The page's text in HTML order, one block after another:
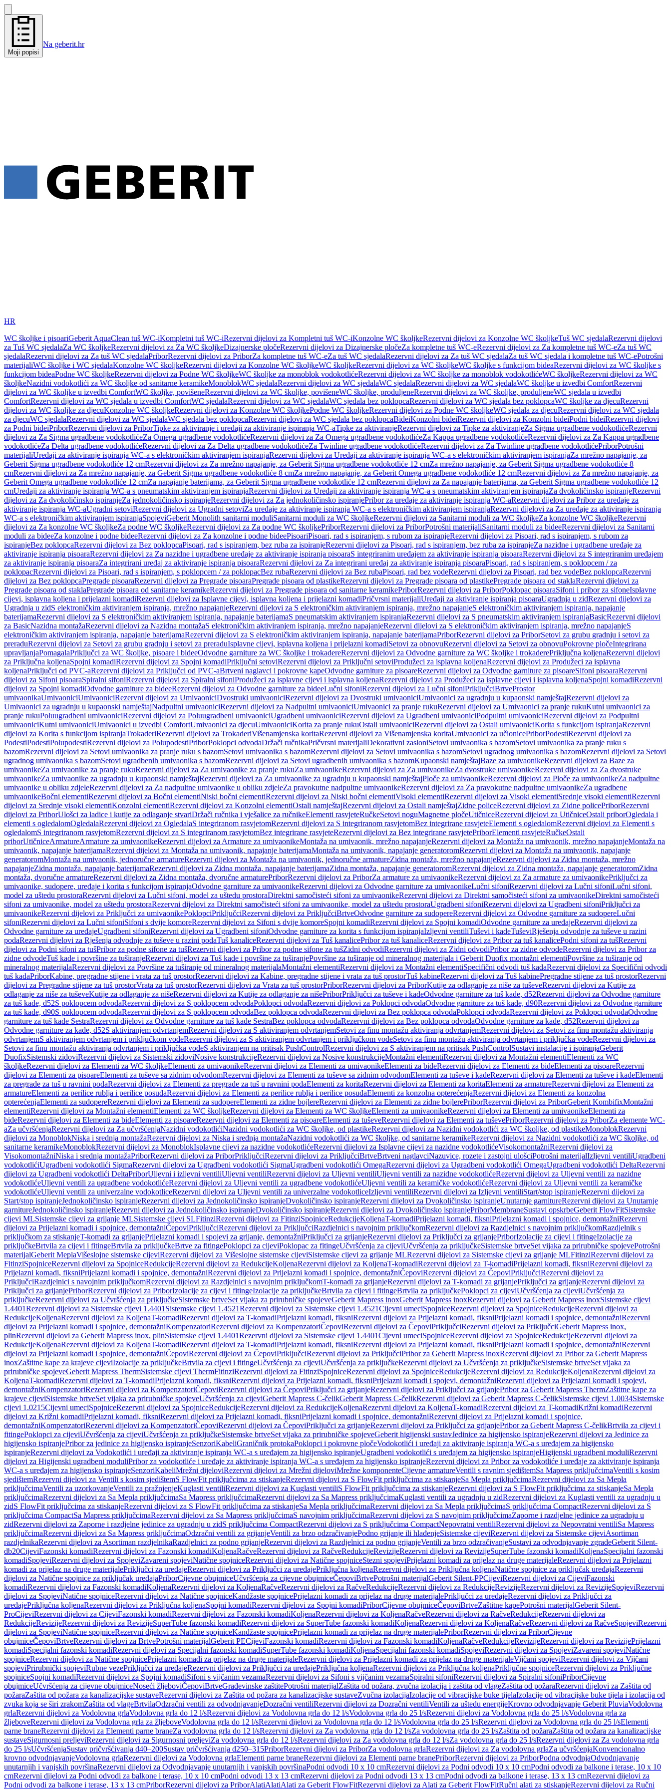
Moji popisi
Na geberit.hr
HR
WC školjke i pisoariGeberit AquaClean tuš WC-iKompletni tuš WC-iRezervni dijelovi za Kompletni tuš WC-iKonzolne WC školjkeRezervni dijelovi za Konzolne WC školjkeTuš WC sjedalaRezervni dijelovi
za Tuš WC sjedalaZa WC školjkeRezervni dijelovi za Za WC školjkeDizajnerske pločeRezervni dijelovi za Dizajnerske pločeZa kompletne tuš WC-eRezervni dijelovi za Za kompletne tuš WC-eZa tuš WC
sjedalaRezervni dijelovi za Za tuš WC sjedalaPriborRezervni dijelovi za PriborZa kompletne tuš WC-eZa tuš WC sjedalaRezervni dijelovi za Za tuš WC sjedalaZa tuš WC sjedala i kompletne tuš WC-ePotrošni
materijaliWC školjke i WC sjedalaKonzolne WC školjkeRezervni dijelovi za Konzolne WC školjkeWC školjkeRezervni dijelovi za WC školjkeWC školjke s funkcijom bideaRezervni dijelovi za WC školjke s
funkcijom bideaPodne WC školjkeRezervni dijelovi za Podne WC školjkeWC školjke za monoblok vodokotlićeRezervni dijelovi za WC školjke za monoblok vodokotlićeWC školjkeRezervni dijelovi za WC
školjkeNazidni vodokotlići za WC školjke od sanitarne keramikeMonoblokWC sjedalaRezervni dijelovi za WC sjedalaWC sjedalaRezervni dijelovi za WC sjedalaWC školjke u izvedbi ComfortRezervni
dijelovi za WC školjke u izvedbi ComfortWC školjke, povišeneRezervni dijelovi za WC školjke, povišeneWC školjke, produljeneRezervni dijelovi za WC školjke, produljeneWC sjedala u izvedbi
ComfortRezervni dijelovi za WC sjedala u izvedbi ComfortWC sjedalaRezervni dijelovi za WC sjedalaWC sjedala bez poklopcaRezervni dijelovi za WC sjedala bez poklopcaWC školjke za djecuRezervni
dijelovi za WC školjke za djecuKonzolne WC školjkeRezervni dijelovi za Konzolne WC školjkePodne WC školjkeRezervni dijelovi za Podne WC školjkeWC sjedala za djecuRezervni dijelovi za WC sjedala
za djecuWC sjedalaRezervni dijelovi za WC sjedalaWC sjedala bez poklopcaRezervni dijelovi za WC sjedala bez poklopcaBideiKonzolni bideiRezervni dijelovi za Konzolni bideiPodni bideiRezervni dijelovi
za Podni bideiPriborRezervni dijelovi za PriborTipke za aktiviranje i uređaji za aktiviranje ispiranja WC-aTipke za aktiviranjeRezervni dijelovi za Tipke za aktiviranjeZa Sigma ugradbene vodokotlićeRezervni
dijelovi za Za Sigma ugradbene vodokotlićeZa Omega ugradbene vodokotlićeRezervni dijelovi za Za Omega ugradbene vodokotlićeZa Kappa ugradbene vodokotlićeRezervni dijelovi za Za Kappa ugradbene
vodokotlićeZa Delta ugradbene vodokotlićeRezervni dijelovi za Za Delta ugradbene vodokotlićeZa Twinline ugradbene vodokotlićeRezervni dijelovi za Za Twinline ugradbene vodokotlićePriborPotrošni
materijaliUređaji za aktiviranje ispiranja WC-a s elektroničkim aktiviranjem ispiranjaRezervni dijelovi za Uređaji za aktiviranje ispiranja WC-a s elektroničkim aktiviranjem ispiranjaZa mrežno napajanje, za
Geberit Sigma ugradbene vodokotliće 12 cmRezervni dijelovi za Za mrežno napajanje, za Geberit Sigma ugradbene vodokotliće 12 cmZa mrežno napajanje, za Geberit Sigma ugradbene vodokotliće 8
cmRezervni dijelovi za Za mrežno napajanje, za Geberit Sigma ugradbene vodokotliće 8 cmZa mrežno napajanje, za Geberit Omega ugradbene vodokotliće 12 cmRezervni dijelovi za Za mrežno napajanje, za
Geberit Omega ugradbene vodokotliće 12 cmZa napajanje baterijama, za Geberit Sigma ugradbene vodokotliće 12 cmRezervni dijelovi za Za napajanje baterijama, za Geberit Sigma ugradbene vodokotliće 12
cmUređaji za aktiviranje ispiranja WC-a s pneumatskim aktiviranjem ispiranjaRezervni dijelovi za Uređaji za aktiviranje ispiranja WC-a s pneumatskim aktiviranjem ispiranjaZa dvokoličinsko ispiranjeRezervni
dijelovi za Za dvokoličinsko ispiranjeZa jednokoličinsko ispiranjeRezervni dijelovi za Za jednokoličinsko ispiranjePribor za uređaje za aktiviranje ispiranja WC-aRezervni dijelovi za Pribor za uređaje za
aktiviranje ispiranja WC-aUgradni setoviRezervni dijelovi za Ugradni setoviZa uređaje za aktiviranje ispiranja WC-a s elektroničkim aktiviranjem ispiranjaRezervni dijelovi za Za uređaje za aktiviranje ispiranja
WC-a s elektroničkim aktiviranjem ispiranjaSpojeviGeberit Monolith sanitarni moduliSanitarni moduli za WC školjkeRezervni dijelovi za Sanitarni moduli za WC školjkeZa konzolne WC školjkeRezervni
dijelovi za Za konzolne WC školjkeZa podne WC školjkeRezervni dijelovi za Za podne WC školjkePriborRezervni dijelovi za PriborPotrošni materijaliSanitarni moduli za bideeRezervni dijelovi za Sanitarni
moduli za bideeZa konzolne i podne bideeRezervni dijelovi za Za konzolne i podne bideePisoariPisoari, rad s ispiranjem, s rubom za ispiranjeRezervni dijelovi za Pisoari, rad s ispiranjem, s rubom za
ispiranjeBez poklopcaRezervni dijelovi za Bez poklopcaPisoari, rad s ispiranjem, bez ruba za ispiranjeRezervni dijelovi za Pisoari, rad s ispiranjem, bez ruba za ispiranjeZa nazidne i ugradbene uređaje za
aktiviranje ispiranja pisoaraRezervni dijelovi za Za nazidne i ugradbene uređaje za aktiviranje ispiranja pisoaraS integriranim uređajem za aktiviranje ispiranja pisoaraRezervni dijelovi za S integriranim uređajem
za aktiviranje ispiranja pisoaraZa integrirani uređaj za aktiviranje ispiranja pisoaraRezervni dijelovi za Za integrirani uređaj za aktiviranje ispiranja pisoaraPisoari, rad s ispiranjem, s poklopcem / za
poklopacRezervni dijelovi za Pisoari, rad s ispiranjem, s poklopcem / za poklopacBez rubaRezervni dijelovi za Bez rubaPisoari, rad bez vodeRezervni dijelovi za Pisoari, rad bez vodeBez poklopcaRezervni
dijelovi za Bez poklopcaPregrade pisoaraRezervni dijelovi za Pregrade pisoaraPregrade pisoara od plastikeRezervni dijelovi za Pregrade pisoara od plastikePregrade pisoara od staklaRezervni dijelovi za
Pregrade pisoara od staklaPregrade pisoara od sanitarne keramikeRezervni dijelovi za Pregrade pisoara od sanitarne keramikePriborRezervni dijelovi za PriborPoklopac pisoaraSifoni i pribor za sifoneIsplavne
cijevi, isplavna koljena i prijelazni komadiRezervni dijelovi za Isplavne cijevi, isplavna koljena i prijelazni komadiPričvrsni materijaliUređaji za aktiviranje ispiranja pisoaraUgradnja u zidRezervni dijelovi za
Ugradnja u zidS elektroničkim aktiviranjem ispiranja, mrežno napajanjeRezervni dijelovi za S elektroničkim aktiviranjem ispiranja, mrežno napajanjeS elektroničkim aktiviranjem ispiranja, napajanje
baterijamaRezervni dijelovi za S elektroničkim aktiviranjem ispiranja, napajanje baterijamaS pneumatskim aktiviranjem ispiranjaRezervni dijelovi za S pneumatskim aktiviranjem ispiranjaBasicRezervni dijelovi
za BasicNazidna montažaRezervni dijelovi za Nazidna montažaS elektroničkim aktiviranjem ispiranja, mrežno napajanjeRezervni dijelovi za S elektroničkim aktiviranjem ispiranja, mrežno napajanjeS
elektroničkim aktiviranjem ispiranja, napajanje baterijamaRezervni dijelovi za S elektroničkim aktiviranjem ispiranja, napajanje baterijamaPriborRezervni dijelovi za PriborSetovi za grubu gradnju i setovi za
preraduRezervni dijelovi za Setovi za grubu gradnju i setovi za preraduIsplavne cijevi, isplavna koljena i prijelazni komadiSetovi za obnovuRezervni dijelovi za Setovi za obnovuPokrovne pločeIntegrirana
upravljanjaPomagalaPriključci za WC školjke, pisoare i bideeOdvodne garniture za WC školjke i trokadereRezervni dijelovi za Odvodne garniture za WC školjke i trokaderePriključna koljenaRezervni dijelovi
za Priključna koljenaSpojni komadiRezervni dijelovi za Spojni komadiPriključni setoviRezervni dijelovi za Priključni setoviProdužeci za isplavna koljenaRezervni dijelovi za Produžeci za isplavna
koljenaPriključci od PVC-aRezervni dijelovi za Priključci od PVC-aBrtveni naglavci i pokrovne kapeOdvodne garniture za pisoareRezervni dijelovi za Odvodne garniture za pisoareSifoni pisoaraRezervni
dijelovi za Sifoni pisoaraSpiralni sifoniRezervni dijelovi za Spiralni sifoniProdužeci za isplavne cijevi i isplavna koljenaRezervni dijelovi za Produžeci za isplavne cijevi i isplavna koljenaSpojni komadiRezervni
dijelovi za Spojni komadiOdvodne garniture za bideeRezervni dijelovi za Odvodne garniture za bideeLučni sifoniRezervni dijelovi za Lučni sifoniPriključciBrtveProstor
umivaonikaUmivaoniciUmivaoniciRezervni dijelovi za UmivaoniciDvostruki umivaoniciRezervni dijelovi za Dvostruki umivaoniciUmivaonici za ugradnju u kupaonski namještajRezervni dijelovi za
Umivaonici za ugradnju u kupaonski namještajNadpultni umivaoniciRezervni dijelovi za Nadpultni umivaoniciUmivaonici za pranje rukuRezervni dijelovi za Umivaonici za pranje rukuKutni umivaonici za
pranje rukuPoluugradbeni umivaoniciRezervni dijelovi za Poluugradbeni umivaoniciUgradbeni umivaoniciRezervni dijelovi za Ugradbeni umivaoniciPodpultni umivaoniciRezervni dijelovi za Podpultni
umivaoniciKutni umivaoniciUmivaonici u izvedbi ComfortUmivaonici za djecuUmivaoniciKorita za pranje rukuOstali umivaoniciRezervni dijelovi za Ostali umivaoniciKorita s funkcijom ispiranjaRezervni
dijelovi za Korita s funkcijom ispiranjaTrokaderiRezervni dijelovi za TrokaderiVišenamjenska koritaRezervni dijelovi za Višenamjenska koritaUmivaonici za učionicePriborPodestiRezervni dijelovi za
PodestiPodestiPolupodestiRezervni dijelovi za PolupodestiPriborPoklopci odvodaDržači ručnikaPričvrsni materijaliDekorativni zasloniSetovi umivaonika s bazomSetovi umivaonika za pranje ruku s
bazomRezervni dijelovi za Setovi umivaonika za pranje ruku s bazomSetovi umivaonika s bazomRezervni dijelovi za Setovi umivaonika s bazomSetovi ugradnog umivaonika s bazomRezervni dijelovi za Setovi
ugradnog umivaonika s bazomSetovi ugradbenih umivaonika s bazomRezervni dijelovi za Setovi ugradbenih umivaonika s bazomKupaonski namještajBaze za umivaonikeRezervni dijelovi za Baze za
umivaonikeZa umivaonike za pranje rukuRezervni dijelovi za Za umivaonike za pranje rukuZa umivaonikeRezervni dijelovi za Za umivaonikeZa dvostruke umivaonikeRezervni dijelovi za Za dvostruke
umivaonikeZa umivaonike za ugradnju u kupaonski namještajRezervni dijelovi za Za umivaonike za ugradnju u kupaonski namještajPloče za umivaonikeRezervni dijelovi za Ploče za umivaonikeZa nadpultne
umivaonike u obliku zdjeleRezervni dijelovi za Za nadpultne umivaonike u obliku zdjeleZa pravokutne nadpultne umivaonikeRezervni dijelovi za Za pravokutne nadpultne umivaonikeZa ugradbene
umivaonikeBočni elementiRezervni dijelovi za Bočni elementiNiski bočni elementiRezervni dijelovi za Niski bočni elementiVisoki elementiRezervni dijelovi za Visoki elementiSrednje visoki elementiRezervni
dijelovi za Srednje visoki elementiKonzolni elementiRezervni dijelovi za Konzolni elementiOstali namještajRezervni dijelovi za Ostali namještajZidne policeRezervni dijelovi za Zidne policePriborRezervni
dijelovi za PriborUlošci za ladice i kutije za odlaganje stvariDržači ručnika i vješalice za ručnikeElementi rasvjeteRučkeSetovi noguMagnetne pločeUtičniceRezervni dijelovi za UtičniceOstali priborOgledala i
elementi s ogledalomOgledalaRezervni dijelovi za OgledalaS integriranom rasvjetomRezervni dijelovi za S integriranom rasvjetomBez integrirane rasvjeteElementi s ogledalomRezervni dijelovi za Elementi s
ogledalomS integriranom rasvjetomRezervni dijelovi za S integriranom rasvjetomBez integrirane rasvjeteRezervni dijelovi za Bez integrirane rasvjetePriborElementi rasvjeteRučkeOstali
priborUtičniceArmatureArmature za umivaonikeRezervni dijelovi za Armature za umivaonikeMontaža na umivaonik, mrežno napajanjeRezervni dijelovi za Montaža na umivaonik, mrežno napajanjeMontaža na
umivaonik, napajanje baterijamaRezervni dijelovi za Montaža na umivaonik, napajanje baterijamaMontaža na umivaonik, napajanje generatoromRezervni dijelovi za Montaža na umivaonik, napajanje
generatoromMontaža na umivaonik, jednoručne armatureRezervni dijelovi za Montaža na umivaonik, jednoručne armatureZidna montaža, mrežno napajanjeRezervni dijelovi za Zidna montaža, mrežno
napajanjeZidna montaža, napajanje baterijamaRezervni dijelovi za Zidna montaža, napajanje baterijamaZidna montaža, napajanje generatoromRezervni dijelovi za Zidna montaža, napajanje generatoromZidna
montaža, dvoručne armatureRezervni dijelovi za Zidna montaža, dvoručne armaturePriborRezervni dijelovi za PriborZa armature za umivaonikeRezervni dijelovi za Za armature za umivaonikePriključci za
umivaonike, sudopere, uređaje i korita s funkcijom ispiranjaOdvodne garniture za umivaonikeRezervni dijelovi za Odvodne garniture za umivaonikeLučni sifoniRezervni dijelovi za Lučni sifoniLučni sifoni,
model za uštedu prostoraRezervni dijelovi za Lučni sifoni, model za uštedu prostoraDirektni samočisteći sifoni za umivaonikeRezervni dijelovi za Direktni samočisteći sifoni za umivaonikeDirektni samočisteći
sifoni za umivaonike, model za uštedu prostoraRezervni dijelovi za Direktni samočisteći sifoni za umivaonike, model za uštedu prostoraUgradbeni sifoniRezervni dijelovi za Ugradbeni sifoniPriključci za
umivaonikeRezervni dijelovi za Priključci za umivaonikePoklopciPriključciRezervni dijelovi za PriključciBrtveOdvodne garniture za sudopereRezervni dijelovi za Odvodne garniture za sudopereLučni
sifoniRezervni dijelovi za Lučni sifoniSifoni s dvije komoreRezervni dijelovi za Sifoni s dvije komoreSpojni komadiRezervni dijelovi za Spojni komadiOdvodne garniture za uređajeRezervni dijelovi za
Odvodne garniture za uređajeUgradbeni sifoniRezervni dijelovi za Ugradbeni sifoniOdvodne garniture za korita s funkcijom ispiranjaIzljevni ventiliTuševi i kadeTuševiRješenja odvodnje za tuševe u razini
podaRezervni dijelovi za Rješenja odvodnje za tuševe u razini podaTuš kanaliceRezervni dijelovi za Tuš kanalicePribor za tuš kanaliceRezervni dijelovi za Pribor za tuš kanalicePodni sifoni za tušRezervni
dijelovi za Podni sifoni za tušPribor za podne sifone za tušRezervni dijelovi za Pribor za podne sifone za tušZidni odvodiRezervni dijelovi za Zidni odvodiPribor za zidne odvodeRezervni dijelovi za Pribor za
zidne odvodeTuš kade i površine za tuširanjeRezervni dijelovi za Tuš kade i površine za tuširanjePovršine za tuširanje od mineralnog materijala i Geberit Duofix montažni elementiPovršine za tuširanje od
mineralnog materijalaRezervni dijelovi za Površine za tuširanje od mineralnog materijalaMontažni elementiRezervni dijelovi za Montažni elementiSpecifični odvodi tuš kadaRezervni dijelovi za Specifični odvodi
tuš kadaPriborKabine, pregradne stijene i vrata za tuš prostorRezervni dijelovi za Kabine, pregradne stijene i vrata za tuš prostorTuš kabineRezervni dijelovi za Tuš kabinePregradne stijene za tuš prostorRezervni
dijelovi za Pregradne stijene za tuš prostorVrata za tuš prostorRezervni dijelovi za Vrata za tuš prostorPriborRezervni dijelovi za PriborKutije za odlaganje za niše za tuševeRezervni dijelovi za Kutije za
odlaganje za niše za tuševeKutije za odlaganje za nišeRezervni dijelovi za Kutije za odlaganje za nišePriborPriključci za tuševe i kadeOdvodne garniture za tuš kade, d52Rezervni dijelovi za Odvodne garniture
za tuš kade, d52S poklopcem odvodaRezervni dijelovi za S poklopcem odvodaPoklopci odvodaRezervni dijelovi za Poklopci odvodaOdvodne garniture za tuš kade, d90Rezervni dijelovi za Odvodne garniture
za tuš kade, d90S poklopcem odvodaRezervni dijelovi za S poklopcem odvodaBez poklopca odvodaRezervni dijelovi za Bez poklopca odvodaPoklopci odvodaRezervni dijelovi za Poklopci odvodaOdvodne
garniture za tuš kade SestraRezervni dijelovi za Odvodne garniture za tuš kade SestraBez poklopca odvodaRezervni dijelovi za Bez poklopca odvodaOdvodne garniture za kade, d52Rezervni dijelovi za
Odvodne garniture za kade, d52S aktiviranjem odvrtanjemRezervni dijelovi za S aktiviranjem odvrtanjemSetovi za finu montažu aktiviranja odvrtanjemRezervni dijelovi za Setovi za finu montažu aktiviranja
odvrtanjemS aktiviranjem odvrtanjem i priključkom vodeRezervni dijelovi za S aktiviranjem odvrtanjem i priključkom vodeSetovi za finu montažu aktiviranja odvrtanjem i priključka vodeRezervni dijelovi za
Setovi za finu montažu aktiviranja odvrtanjem i priključka vodeS aktiviranjem na pritisak PushControlRezervni dijelovi za S aktiviranjem na pritisak PushControlSustavi instalacije i ispiranjaGeberit
DuofixSistemski zidoviRezervni dijelovi za Sistemski zidoviNosive konstrukcijeRezervni dijelovi za Nosive konstrukcijeMontažni elementiRezervni dijelovi za Montažni elementiElementi za WC
školjkeRezervni dijelovi za Elementi za WC školjkeElementi za umivaonikeRezervni dijelovi za Elementi za umivaonikeElementi za bideRezervni dijelovi za Elementi za bideElementi za pisoareRezervni
dijelovi za Elementi za pisoareElementi za tuševe sa zidnim odvodomRezervni dijelovi za Elementi za tuševe sa zidnim odvodomElementi za tuševe i kadeRezervni dijelovi za Elementi za tuševe i kadeElementi
za pregrade za tuš u ravnini podaRezervni dijelovi za Elementi za pregrade za tuš u ravnini podaElementi za koritaRezervni dijelovi za Elementi za koritaElementi za armatureRezervni dijelovi za Elementi za
armatureElementi za perilice rublja i perilice posuđaRezervni dijelovi za Elementi za perilice rublja i perilice posuđaElementi za konzolna opterećenjaRezervni dijelovi za Elementi za konzolna
opterećenjaElementi za sudopereRezervni dijelovi za Elementi za sudopereElementi za zidne bojlereRezervni dijelovi za Elementi za zidne bojlerePriborRezervni dijelovi za PriborGeberit KombifixMontažni
elementiRezervni dijelovi za Montažni elementiElementi za WC školjkeRezervni dijelovi za Elementi za WC školjkeElementi za umivaonikeRezervni dijelovi za Elementi za umivaonikeElementi za
bideRezervni dijelovi za Elementi za bideElementi za pisoareRezervni dijelovi za Elementi za pisoareElementi za tuševeRezervni dijelovi za Elementi za tuševePriborRezervni dijelovi za PriborZa elemente WC-
aZa učvršćenjaRezervni dijelovi za Za učvršćenjaNazidni vodokotlićiNazidni vodokotlići za WC školjke, od plastikeRezervni dijelovi za Nazidni vodokotlići za WC školjke, od plastikeMonoblokRezervni
dijelovi za MonoblokNiska i srednja montažaRezervni dijelovi za Niska i srednja montažaNazidni vodokotlići za WC školjke, od sanitarne keramikeRezervni dijelovi za Nazidni vodokotlići za WC školjke, od
sanitarne keramikeMonoblokRezervni dijelovi za MonoblokIsplavne cijevi za nazidne vodokotlićeRezervni dijelovi za Isplavne cijevi za nazidne vodokotlićeVisokomontažniRezervni dijelovi za
VisokomontažniNiska i srednja montažaPriborRezervni dijelovi za PriborPriključciRezervni dijelovi za PriključciBrtveBrtveni naglavciNazuvice, rozete i zastojni ulošciPotrošni materijalIzljevni ventiliUgradbeni
vodokotlićiUgradbeni vodokotlići SigmaRezervni dijelovi za Ugradbeni vodokotlići SigmaUgradbeni vodokotlići OmegaRezervni dijelovi za Ugradbeni vodokotlići OmegaUgradbeni vodokotlići DeltaRezervni
dijelovi za Ugradbeni vodokotlići DeltaPriborUljevni i izljevni ventiliUljevni ventiliRezervni dijelovi za Uljevni ventiliUljevni ventili za nazidne vodokotlićeRezervni dijelovi za Uljevni ventili za nazidne
vodokotlićeUljevni ventili za ugradbene vodokotlićeRezervni dijelovi za Uljevni ventili za ugradbene vodokotlićeUljevni ventili za keramičke vodokotlićeRezervni dijelovi za Uljevni ventili za keramičke
vodokotlićeUljevni ventili za univerzalne vodokotliceRezervni dijelovi za Uljevni ventili za univerzalne vodokotliceIzljevni ventiliRezervni dijelovi za Izljevni ventiliStart/stop ispiranjeRezervni dijelovi za
Start/stop ispiranjeJednokoličinsko ispiranjeRezervni dijelovi za Jednokoličinsko ispiranjeDvokoličinsko ispiranjeRezervni dijelovi za Dvokoličinsko ispiranjeUnutarnje garnitureRezervni dijelovi za Unutarnje
garnitureJednokoličinsko ispiranjeRezervni dijelovi za Jednokoličinsko ispiranjeDvokoličinsko ispiranjeRezervni dijelovi za Dvokoličinsko ispiranjePriborMembraneSustavi opskrbeGeberit FlowFitSistemske
cijevi MLSistemske cijevi za grijanje MLSistemske cijevi SLFitinziRezervni dijelovi za FitinziSpojniceRedukcijeKoljenaT-komadiPrijelazni komadi, fiksniPrijelazni komadi i spojnice, demontažniRezervni
dijelovi za Prijelazni komadi i spojnice, demontažniČepoviPriključciRezervni dijelovi za PriključciRazdjelnici s navojnim priključkomRezervni dijelovi za Razdjelnici s navojnim priključkomRazdjelnik s
priključkom za stiskanjeT-komadi za grijanjePrijelazni komadi i spojevi za grijanje, demontažniPriključci za grijanjeRezervni dijelovi za Priključci za grijanjePriborIzolacije za cijevi i fitingeIzolacije za
priključkeBrtvila za cijevi i fitingeBrtvila za priključkeBrtve za fitingePoklopci za cijeviPoklopac za fitingeUčvršćenja za cijeviUčvršćenja za priključkeSistemske brtveSet vijaka za prirubničke spojevePotrošni
materijalGeberit MeplaVišeslojne sistemske cijeviRezervni dijelovi za Višeslojne sistemske cijeviSistemske cijevi za grijanje MLRezervni dijelovi za Sistemske cijevi za grijanje MLFitinziRezervni dijelovi za
FitinziSpojniceRezervni dijelovi za SpojniceRedukcijeRezervni dijelovi za RedukcijeKoljenaRezervni dijelovi za KoljenaT-komadiRezervni dijelovi za T-komadiPrijelazni komadi, fiksniRezervni dijelovi za
Prijelazni komadi, fiksniPrijelazni komadi i spojnice, demontažniRezervni dijelovi za Prijelazni komadi i spojnice, demontažniČepoviRezervni dijelovi za ČepoviPriključciRezervni dijelovi za
PriključciRazdjelnici s navojnim priključkomRezervni dijelovi za Razdjelnici s navojnim priključkomT-komadi za grijanjeRezervni dijelovi za T-komadi za grijanjePriključci za grijanjeRezervni dijelovi za
Priključci za grijanjePriborRezervni dijelovi za PriborIzolacije za cijevi i fitingeIzolacije za priključkeBrtvila za cijevi i fitingeBrtvila za priključkePoklopci za cijeviUčvršćenja za cijeviUčvršćenja za
priključkeRezervni dijelovi za Učvršćenja za priključkeSistemske brtveSet vijaka za prirubničke spojeveGeberit Mapress inoxGeberit Mapress inoxRezervni dijelovi za Geberit Mapress inoxSistemske cijevi
1.4401Rezervni dijelovi za Sistemske cijevi 1.4401 Sistemske cijevi 1.4521Rezervni dijelovi za Sistemske cijevi 1.4521Cijevni umeciSpojniceRezervni dijelovi za SpojniceRedukcijeRezervni dijelovi za
RedukcijeKoljenaRezervni dijelovi za KoljenaT-komadiRezervni dijelovi za T-komadiPrijelazni komadi, fiksniRezervni dijelovi za Prijelazni komadi, fiksniPrijelazni komadi i spojnice, demontažniRezervni
dijelovi za Prijelazni komadi i spojnice, demontažniKompenzatoriRezervni dijelovi za KompenzatoriČepoviRezervni dijelovi za ČepoviPriključciRezervni dijelovi za PriključciGeberit Mapress inox,
plinRezervni dijelovi za Geberit Mapress inox, plinSistemske cijevi 1.4401Rezervni dijelovi za Sistemske cijevi 1.4401Cijevni umeciSpojniceRezervni dijelovi za SpojniceRedukcijeRezervni dijelovi za
RedukcijeKoljenaRezervni dijelovi za KoljenaT-komadiRezervni dijelovi za T-komadiPrijelazni komadi, fiksniRezervni dijelovi za Prijelazni komadi, fiksniPrijelazni komadi i spojnice, demontažniRezervni
dijelovi za Prijelazni komadi i spojnice, demontažniČepoviRezervni dijelovi za ČepoviPriključciRezervni dijelovi za PriključciPribor za Geberit Mapress inoxRezervni dijelovi za Pribor za Geberit Mapress
inoxZaštitne kape za krajeve cijeviIzolacije za priključkeBrtvila za cijevi i fitingeUčvršćenja za cijeviUčvršćenja za priključkeRezervni dijelovi za Učvršćenja za priključkeSistemske brtveSet vijaka za
prirubničke spojeveGeberit Mapress ThermSistemske cijevi ThermFitinziRezervni dijelovi za FitinziSpojniceRezervni dijelovi za SpojniceRedukcijeRezervni dijelovi za RedukcijeKoljenaRezervni dijelovi za
KoljenaT-komadiRezervni dijelovi za T-komadiPrijelazni komadi, fiksniRezervni dijelovi za Prijelazni komadi, fiksniPrijelazni komadi i spojevi, demontažniRezervni dijelovi za Prijelazni komadi i spojevi,
demontažniKompenzatoriRezervni dijelovi za KompenzatoriČepoviRezervni dijelovi za ČepoviPriključci za grijanjeRezervni dijelovi za Priključci za grijanjePribor za Geberit Mapress ThermZaštitne kape za
krajeve cijeviSistemske brtveSet vijaka za prirubničke spojeveUčvršćenja za cijeviGeberit Mapress C-čelikGeberit Mapress C-čelikRezervni dijelovi za Geberit Mapress C-čelikSistemske cijevi 1.0034Sistemske
cijevi 1.0215Cijevni umeciSpojniceRezervni dijelovi za SpojniceRedukcijeRezervni dijelovi za RedukcijeKoljenaRezervni dijelovi za KoljenaT-komadiRezervni dijelovi za T-komadiKrižni komadiRezervni
dijelovi za Križni komadiPrijelazni komadi, fiksniRezervni dijelovi za Prijelazni komadi, fiksniPrijelazni komadi i spojnice, demontažniRezervni dijelovi za Prijelazni komadi i spojnice,
demontažniKompenzatoriRezervni dijelovi za KompenzatoriČepoviRezervni dijelovi za ČepoviPriključci za grijanjeRezervni dijelovi za Priključci za grijanjePribor za Geberit Mapress C-čelikBrtvila za cijevi i
fitingePoklopci za cijeviUčvršćenja za cijeviUčvršćenja za priključkeSistemske brtveSet vijaka za prirubničke spojeveGeberit higijenski sustavJedinice za higijensko ispiranjeRezervni dijelovi za Jedinice za
higijensko ispiranjePribor za jedinice za higijensko ispiranjeSenzoriKabeliGraničnik protokaPoklopci i pokrovne pločeVodokotlići i uređaji za aktiviranje ispiranja WC-a s uređajem za higijensko
ispiranjeRezervni dijelovi za Vodokotlići i uređaji za aktiviranje ispiranja WC-a s uređajem za higijensko ispiranjeUgradbeni vodokotlići s uređajem za higijensko ispiranjeHigijenski ugradbeni moduliRezervni
dijelovi za Higijenski ugradbeni moduliPribor za vodokotliće i uređaje za aktiviranje ispiranja WC-a s uređajem za higijensko ispiranjeRezervni dijelovi za Pribor za vodokotliće i uređaje za aktiviranje ispiranja
WC-a s uređajem za higijensko ispiranjeSenzoriKabeliMrežni dijeloviRezervni dijelovi za Mrežni dijeloviMrežne komponenteCijevne armatureVentili s ravnim sjedištemSa Mapress priključcimaVentili s kosim
sjedištemRezervni dijelovi za Ventili s kosim sjedištemS FlowFit priključcima za stiskanjeRezervni dijelovi za S FlowFit priključcima za stiskanjeSa Mepla priključcimaRezervni dijelovi za Sa Mepla
priključcimaVentili za uzorkovanjeVentili za pražnjenjeKuglasti ventiliRezervni dijelovi za Kuglasti ventiliS FlowFit priključcima za stiskanjeRezervni dijelovi za S FlowFit priključcima za stiskanjeSa Mepla
priključcimaRezervni dijelovi za Sa Mepla priključcimaSa Mapress priključcimaRezervni dijelovi za Sa Mapress priključcimaKuglasti ventili za ugradnju u zidRezervni dijelovi za Kuglasti ventili za ugradnju u
zidS FlowFit priključcima za stiskanjeRezervni dijelovi za S FlowFit priključcima za stiskanjeSa Mepla priključcimaRezervni dijelovi za Sa Mepla priključcimaS priključcima CompactRezervni dijelovi za S
priključcima CompactSa Mapress priključcimaRezervni dijelovi za Sa Mapress priključcimaS navojnim priključcimaRezervni dijelovi za S navojnim priključcimaZaporne i razdjelne jedinice za ugradnju u
zidRezervni dijelovi za Zaporne i razdjelne jedinice za ugradnju u zidS priključcima CompactRezervni dijelovi za S priključcima CompactNepovratni ventiliRezervni dijelovi za Nepovratni ventiliSa Mapress
priključcimaRezervni dijelovi za Sa Mapress priključcimaOdzračni ventili za grijanjeVentili za brzo odzračivanjePodno grijanje ili hlađenjeSistemske cijeviRezervni dijelovi za Sistemske cijeviAsortiman
razdjelnikaRezervni dijelovi za Asortiman razdjelnikaRazdjelnici za podno grijanjeRezervni dijelovi za Razdjelnici za podno grijanjeVentili za brzo odzračivanjeSustavi za odvodnjavanje zgradeGeberit Silent-
db20CijeviFazonski komadiRezervni dijelovi za Fazonski komadiKoljenaRačveRezervni dijelovi za RačveRedukcijeRevizijeRezervni dijelovi za RevizijeSuperTube fazonski komadiKoljenaSpecijalni fazonski
komadiSpojeviRezervni dijelovi za SpojeviZavareni spojeviNatične spojniceRezervni dijelovi za Natične spojniceStezni spojeviPrijelazni komadi za prijelaz na druge materijaleRezervni dijelovi za Prijelazni
komadi za prijelaz na druge materijalePriključci za uređajeRezervni dijelovi za Priključci za uređajePriključna koljenaRezervni dijelovi za Priključna koljenaNatične spojnice za priključak uređajaRezervni
dijelovi za Natične spojnice za priključak uređajaPriborCijevne obujmiceUčvršćenja za cijevne obujmiceČepoviBrtvePotrošni materijalGeberit Silent-PPCijeviRezervni dijelovi za CijeviFazonski
komadiRezervni dijelovi za Fazonski komadiKoljenaRezervni dijelovi za KoljenaRačveRezervni dijelovi za RačveRedukcijeRezervni dijelovi za RedukcijeRevizijeRezervni dijelovi za RevizijeSpojeviRezervni
dijelovi za SpojeviNatične spojniceRezervni dijelovi za Natične spojniceKandžaste spojnicePrijelazni komadi za prijelaz na druge materijalePriključci za uređajeRezervni dijelovi za Priključci za
uređajePriključna koljenaRezervni dijelovi za Priključna koljenaSpojni komadiRezervni dijelovi za Spojni komadiPriborCijevne obujmiceČepoviBrtveZaštitne kapePotrošni materijalGeberit Silent-
ProCijeviRezervni dijelovi za CijeviFazonski komadiRezervni dijelovi za Fazonski komadiKoljenaRezervni dijelovi za KoljenaRačveRezervni dijelovi za RačveRedukcijeRezervni dijelovi za
RedukcijeRevizijeRezervni dijelovi za RevizijeSuperTube fazonski komadiRezervni dijelovi za SuperTube fazonski komadiKoljenaRezervni dijelovi za KoljenaRačveRezervni dijelovi za RačveSpojeviRezervni
dijelovi za SpojeviNatične spojniceRezervni dijelovi za Natične spojniceKandžaste spojnicePrijelazni komadi za prijelaz na druge materijalePriborRezervni dijelovi za PriborCijevne
obujmiceČepoviBrtveRezervni dijelovi za BrtvePotrošni materijalGeberit PECijeviFazonski komadiRezervni dijelovi za Fazonski komadiKoljenaRačveRedukcijeRevizijeRezervni dijelovi za RevizijePrijelazni
komadiSpecijalni fazonski komadiRezervni dijelovi za Specijalni fazonski komadiSuperTube fazonski komadiKoljenaSpecijalni fazonski komadiSpojeviRezervni dijelovi za SpojeviZavareni spojeviNatične
spojniceRezervni dijelovi za Natične spojnicePrijelazni komadi za prijelaz na druge materijaleRezervni dijelovi za Prijelazni komadi za prijelaz na druge materijaleVijčani spojeviRezervni dijelovi za Vijčani
spojeviPrirubnički spojeviRubne vezePriključci za uređajeRezervni dijelovi za Priključci za uređajePriključna koljenaRezervni dijelovi za Priključna koljenaPriključne spojniceRezervni dijelovi za Priključne
spojniceSpojni komadiRezervni dijelovi za Spojni komadiSifoni s vijčanim vezamaRezervni dijelovi za Sifoni s vijčanim vezamaSpiralni sifoniRezervni dijelovi za Spiralni sifoniPriborCijevne
obujmiceUčvršćenja za cijevne obujmiceNoseći žljeboviČepoviBrtveGrađevinske zaštitePotrošni materijalZaštita od požara, zvučna izolacija i zaštita od vlageZaštita od požaraRezervni dijelovi za Zaštita od
požaraZaštita od požara za kanalizacijske sustaveRezervni dijelovi za Zaštita od požara za kanalizacijske sustaveZvučna izolacijaIzolacije od vibracijske buke tijelaIzolacije od vibracijske buke tijela i izolacija od
zvuka koja se širi zrakomZaštita od vlageBrtvilaOdzračni ventili za odvodnjavanjeDozračni ventiliRezervni dijelovi za Dozračni ventiliVentili za uštedu energijeKrovno odvodnjavanje Geberit PluviaVodolovna
grlaRezervni dijelovi za Vodolovna grlaVodolovna grla do 12 l/sRezervni dijelovi za Vodolovna grla do 12 l/sVodolovna grla do 25 l/sRezervni dijelovi za Vodolovna grla do 25 l/sVodolovna grla za
žljeboveRezervni dijelovi za Vodolovna grla za žljeboveVodolovna grla do 12 l/sRezervni dijelovi za Vodolovna grla do 12 l/sVodolovna grla do 25 l/sRezervni dijelovi za Vodolovna grla do 25 l/sElementi
parne braneRezervni dijelovi za Elementi parne braneZa vodolovna grla do 12 l/sRezervni dijelovi za Za vodolovna grla do 12 l/sZa vodolovna grla do 25 l/sZaštita od požaraZaštita od požara za kanalizacijske
sustaveSigurnosni preljeviRezervni dijelovi za Sigurnosni preljeviZa vodolovna grla do 12 l/sRezervni dijelovi za Za vodolovna grla do 12 l/sZa vodolovna grla do 25 l/sRezervni dijelovi za Za vodolovna grla
do 25 l/sUčvršćenjaSustav pričvršćivanja d40–200Sustav pričvršćivanja d250–315PriborRezervni dijelovi za PriborZa vodolovna grlaRezervni dijelovi za Za vodolovna grlaZa učvršćenjaKonvencionalno
krovno odvodnjavanjeVodolovna grlaRezervni dijelovi za Vodolovna grlaElementi parne braneRezervni dijelovi za Elementi parne branePriborRezervni dijelovi za PriborPodna odvodnjaOdvodnjavanje
unutarnjih i vanjskih površinaRezervni dijelovi za Odvodnjavanje unutarnjih i vanjskih površinaPodni odvodi 10 x 10 cmRezervni dijelovi za Podni odvodi 10 x 10 cmPodni odvodi za balkone i terase, 10 x 10
cmRezervni dijelovi za Podni odvodi za balkone i terase, 10 x 10 cmPodni odvodi 13 x 13 cmRezervni dijelovi za Podni odvodi 13 x 13 cmPodni odvodi za balkone i terase, 13 x 13 cmRezervni dijelovi za
Podni odvodi za balkone i terase, 13 x 13 cmPriborRezervni dijelovi za PriborAlatiAlatiAlati za Geberit FlowFitRezervni dijelovi za Alati za Geberit FlowFitRučni alati za stiskanjeRezervni dijelovi za Ručni